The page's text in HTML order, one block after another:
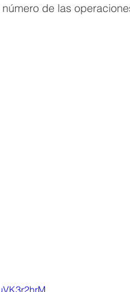
de las